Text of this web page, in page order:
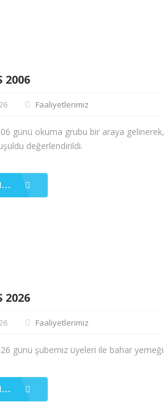
2006
Faaliyetlerimiz
günü okuma grubu bir araya
değerlendirildi.
2026
Faaliyetlerimiz
günü şubemiz üyeleri ile bahar